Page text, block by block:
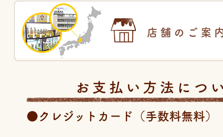
店舗のご案
お支払い方法につ
●クレジットカード（手数料無料）